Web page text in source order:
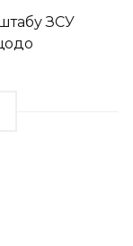
ЗСУ